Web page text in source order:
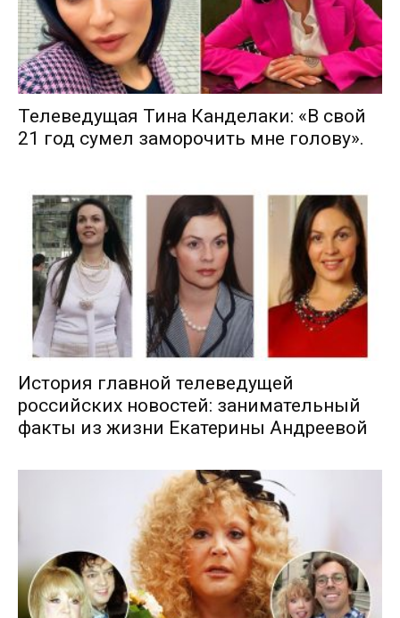
Телеведущая Тина Канделаки: «В свой
21 год сумел заморочить мне голову».
История главной телеведущей
российских новостей: занимательный
факты из жизни Екатерины Андреевой